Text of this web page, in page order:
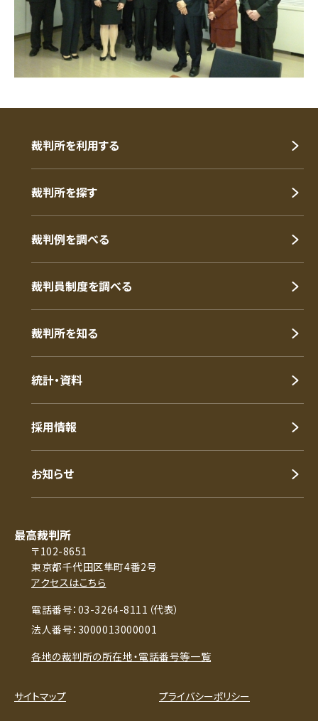
裁判所を利用する
裁判所を探す
裁判例を調べる
裁判員制度を調べる
裁判所を知る
統計・資料
採用情報
お知らせ
最高裁判所
〒102-8651
東京都千代田区隼町4番2号
アクセスはこちら
電話番号：03-3264-8111（代表）
法人番号：3000013000001
各地の裁判所の所在地・電話番号等一覧
サイトマップ プライバシーポリシー